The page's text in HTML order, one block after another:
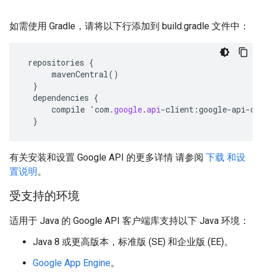
如需使用 Gradle，请将以下行添加到 build.gradle 文件中：
repositories {
mavenCentral()
}
dependencies {
compile ' com .google.api-client :google-api-
}
有关安装和设置 Google API 的更多详情 请参阅 下载 和设
置说明。
受支持的环境
适用于 Java 的 Google API 客户端库支持以下 Java 环境：
Java 8 或更高版本，标准版 (SE) 和企业版 (EE)。
Google App Engine。